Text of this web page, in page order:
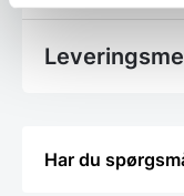
Har du